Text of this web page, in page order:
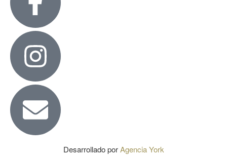
Desarrollado porAgencia York